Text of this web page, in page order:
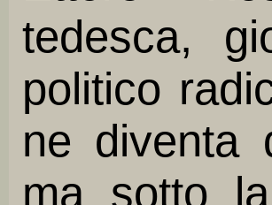
tedesca,
politico
ne diventa
ma sotto